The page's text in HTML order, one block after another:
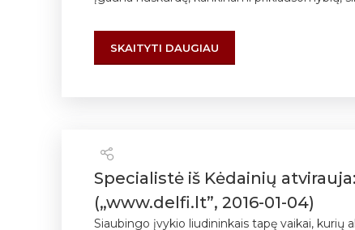
SKAITYTI DAUGIAU
Specialistė iš Kėdainių
(„www.delfi.lt”, 2016-01-04)
Siaubingo įvykio liudininkais tapę vaikai,